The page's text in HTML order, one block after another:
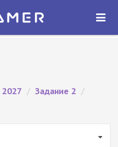
ОТКРЫТЬ
/ Задание 2 /